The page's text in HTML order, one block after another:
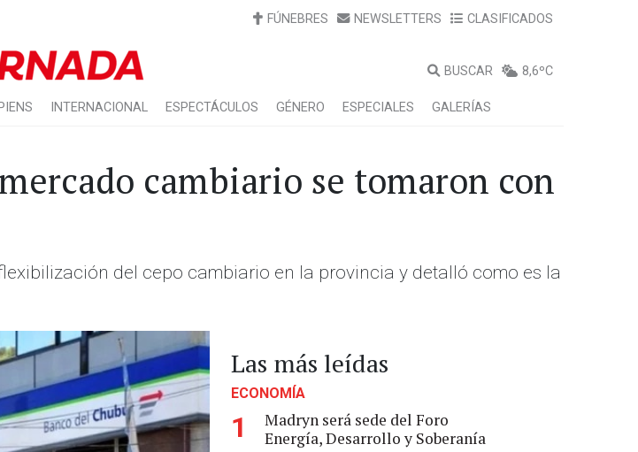
FÚNEBRES NEWSLETTERS CLASIFICADOS
BUSCAR 8,6ºC
INTERNACIONAL ESPECTÁCULOS GÉNERO ESPECIALES GALERÍAS
cambiario se tomaron con
del cepo cambiario en la provincia y detalló como es la
Las más leídas
ECONOMÍA
1
Madryn será sede del Foro
Energía, Desarrollo y Soberanía